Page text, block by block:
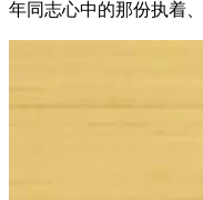
年同志心中的那份执着